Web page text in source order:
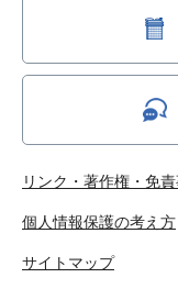
リンク・著作権・免
個人情報保護の考え方
サイトマップ